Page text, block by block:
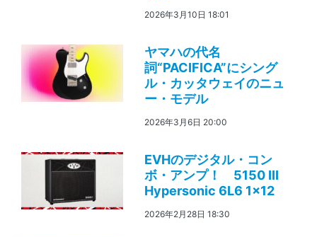
2026年3月10日 18:01
ヤマハの代名
詞“PACIFICA”にシング
ル・カッタウェイのニュ
ー・モデル
2026年3月6日 20:00
EVHのデジタル・コン
ボ・アンプ！ 5150 III
Hypersonic 6L6 1×12
2026年2月28日 18:30